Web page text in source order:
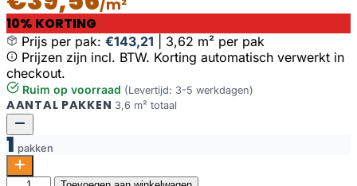
/m²
10% KORTING
Prijs per pak: €143,21
3,62 m² per pak
Prijzen zijn incl. BTW. Korting automatisch verwerkt in
checkout.
Ruim op voorraad (Levertijd: 3-5 werkdagen)
AANTAL PAKKEN 3,6 m² totaal
1 pakken
Palazzo